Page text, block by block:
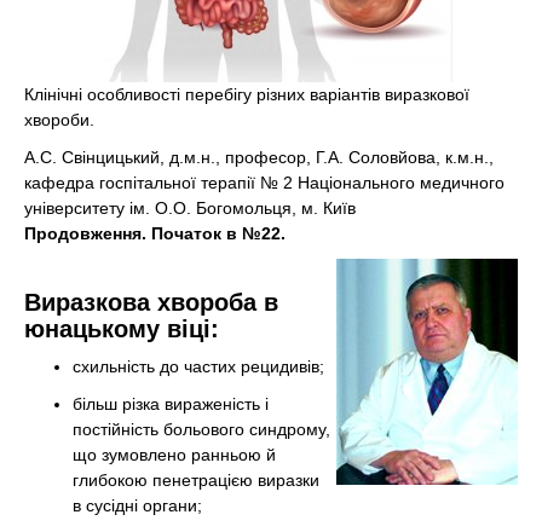
Клінічні особливості перебігу різних варіантів виразкової
хвороби.
А.С. Свінцицький, д.м.н., професор, Г.А. Соловйова, к.м.н.,
кафедра госпітальної терапії № 2 Національного медичного
університету ім. О.О. Богомольця, м. Київ
Продовження. Початок в №22.
Виразкова хвороба в
юнацькому віці:
схильність до частих рецидивів;
більш різка вираженість і
постійність больового синдрому,
що зумовлено ранньою й
глибокою пенетрацією виразки
в сусідні органи;